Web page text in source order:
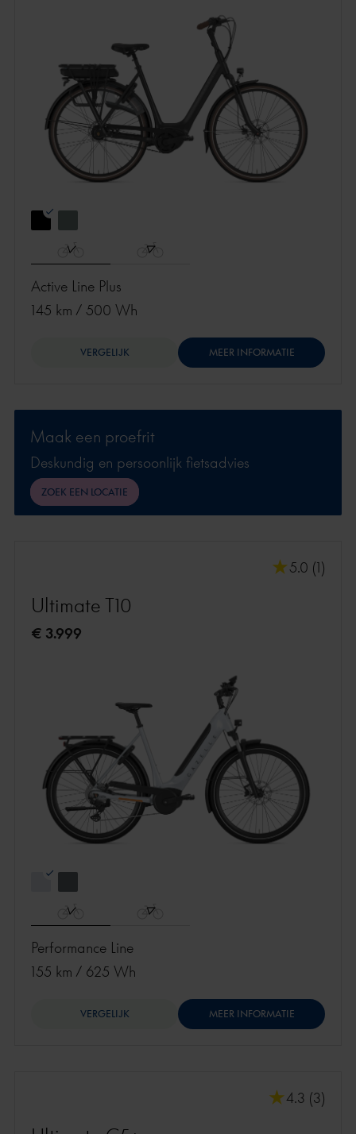
Active Line Plus
145 km / 500 Wh
VERGELIJK MEER INFORMATIE
Maak een proefrit
Deskundig en persoonlijk fietsadvies
ZOEK EEN LOCATIE
5.0 (1)
Ultimate T10
€ 3.999
Performance Line
155 km / 625 Wh
VERGELIJK MEER INFORMATIE
4.3 (3)